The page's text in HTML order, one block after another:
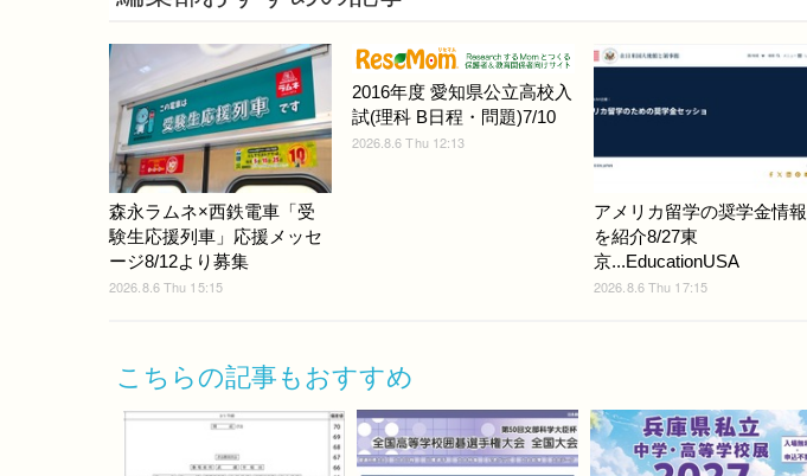
森永ラムネ×西鉄電車「受
験生応援列車」応援メッセ
ージ8/12より募集
2026.8.6 Thu 15:15
2016年度 愛知県公立高校入
試(理科 B日程・問題)7/10
2026.8.6 Thu 12:13
アメリカ留学の奨学金情報
を紹介8/27東
京...EducationUSA
2026.8.6 Thu 17:15
こちらの記事もおすすめ